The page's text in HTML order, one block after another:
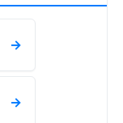
→
→